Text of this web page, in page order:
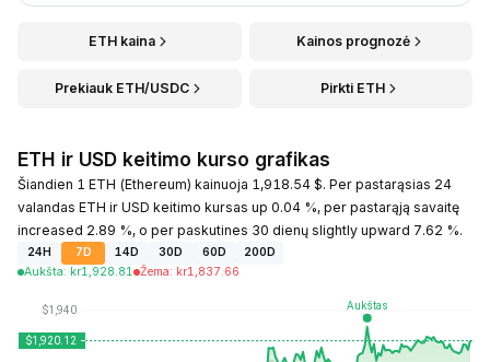
ETH kaina Kainos prognozė
Prekiauk ETH/USDC Pirkti ETH
ETH ir USD keitimo kurso grafikas
Šiandien 1 ETH (Ethereum) kainuoja 1,918.54 $. Per pastarąsias 24
valandas ETH ir USD keitimo kursas up 0.04 %, per pastarąją savaitę
increased 2.89 %, o per paskutines 30 dienų slightly upward 7.62 %.
24H 7D 14D 30D 60D
200D
Aukšta: kr1,928.81 Žema: kr1,837.66